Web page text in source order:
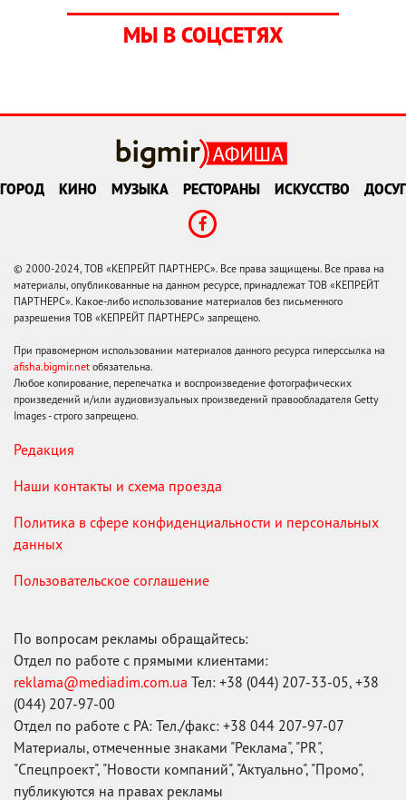
МЫ В СОЦСЕТЯХ
ГОРОД КИНО МУЗЫКА РЕСТОРАНЫ ИСКУССТВО ДОСУГ
© 2000-2024, ТОВ «КЕПРЕЙТ ПАРТНЕРС». Все права защищены. Все права на
материалы, опубликованные на данном ресурсе, принадлежат ТОВ «КЕПРЕЙТ
ПАРТНЕРС». Какое-либо использование материалов без письменного
разрешения ТОВ «КЕПРЕЙТ ПАРТНЕРС» запрещено.
При правомерном использовании материалов данного ресурса гиперссылка на
afisha.bigmir.net обязательна.
Любое копирование, перепечатка и воспроизведение фотографических
произведений и/или аудиовизуальных произведений правообладателя Getty
Images - строго запрещено.
Редакция
Наши контакты и схема проезда
Политика в сфере конфиденциальности и персональных
данных
Пользовательское соглашение
По вопросам рекламы обращайтесь:
Отдел по работе с прямыми клиентами:
reklama@mediadim.com.ua Тел: +38 (044) 207-33-05, +38
(044) 207-97-00
Отдел по работе с РА: Тел./факс: +38 044 207-97-07
Материалы, отмеченные знаками "Реклама", "PR",
"Спецпроект", "Новости компаний", "Актуально", "Промо",
публикуются на правах рекламы